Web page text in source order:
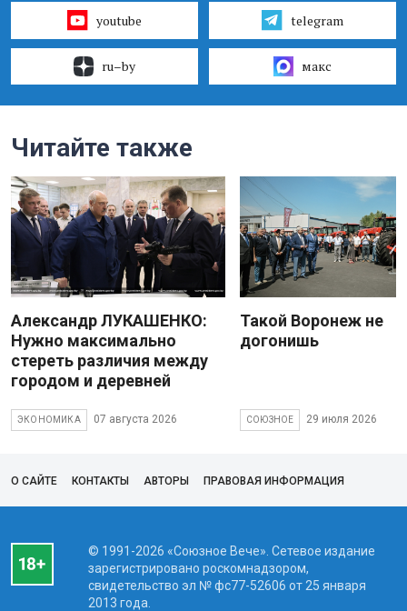
youtube telegram
ru–by макс
Читайте также
Александр ЛУКАШЕНКО:
Нужно максимально
стереть различия между
городом и деревней
ЭКОНОМИКА 07 августа 2026
Такой Воронеж не
догонишь
СОЮЗНОЕ 29 июля 2026
О САЙТЕ КОНТАКТЫ АВТОРЫ ПРАВОВАЯ ИНФОРМАЦИЯ
© 1991-2026 «Союзное Вече». Сетевое издание
зарегистрировано роскомнадзором,
свидетельство эл № фc77-52606 от 25 января
2013 года.